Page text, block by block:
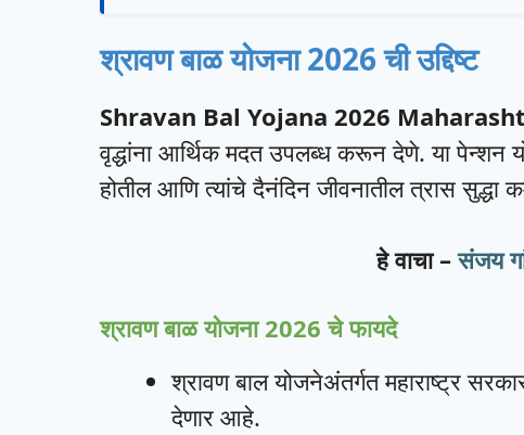
श्रावण बाळ योजना 2026 ची उद्दिष्ट
Shravan Bal Yojana 2026
वृद्धांना आर्थिक मदत उपलब्ध करून देणे. या पेन्शन
होतील आणि त्यांचे दैनंदिन जीवनातील त्रास सुद्धा
हे वाचा –संजय
श्रावण बाळ योजना 2026 चे फायदे
श्रावण बाल योजनेअंतर्गत महाराष्ट्र
देणार आहे.